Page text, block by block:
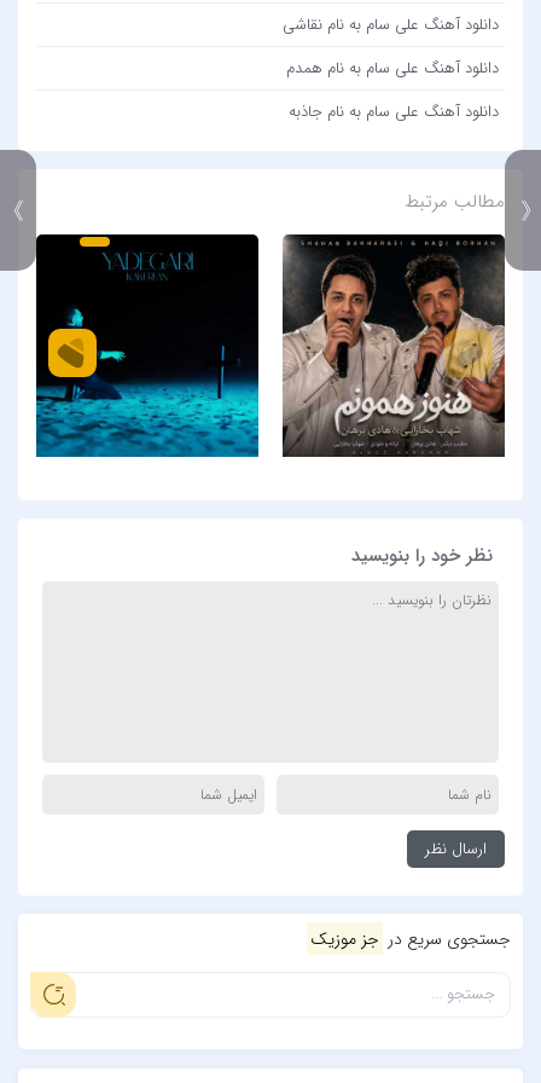
دانلود آهنگ علی سام به نام نقاشی
دانلود آهنگ علی سام به نام همدم
دانلود آهنگ علی سام به نام جاذبه
مطالب مرتبط
نظر خود را بنویسید
جستجوی سریع در جز موزیک
》